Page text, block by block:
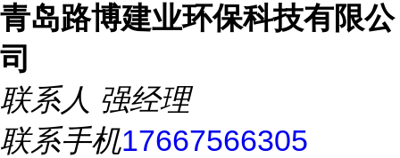
青岛路博建业环保科技有限公
司
联系人 强经理
联系手机17667566305